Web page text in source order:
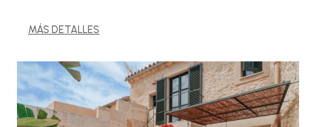
MÁS DETALLES